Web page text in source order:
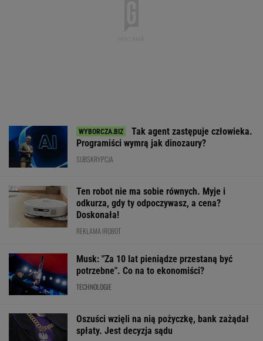
Tak agent zastępuje człowieka.
Programiści wymrą jak dinozaury?
SUBSKRYPCJA
Ten robot nie ma sobie równych. Myje i
odkurza, gdy ty odpoczywasz, a cena?
Doskonała!
REKLAMA IROBOT
Musk: "Za 10 lat pieniądze przestaną być
potrzebne". Co na to ekonomiści?
TECHNOLOGIE
Oszuści wzięli na nią pożyczkę, bank zażądał
spłaty. Jest decyzja sądu